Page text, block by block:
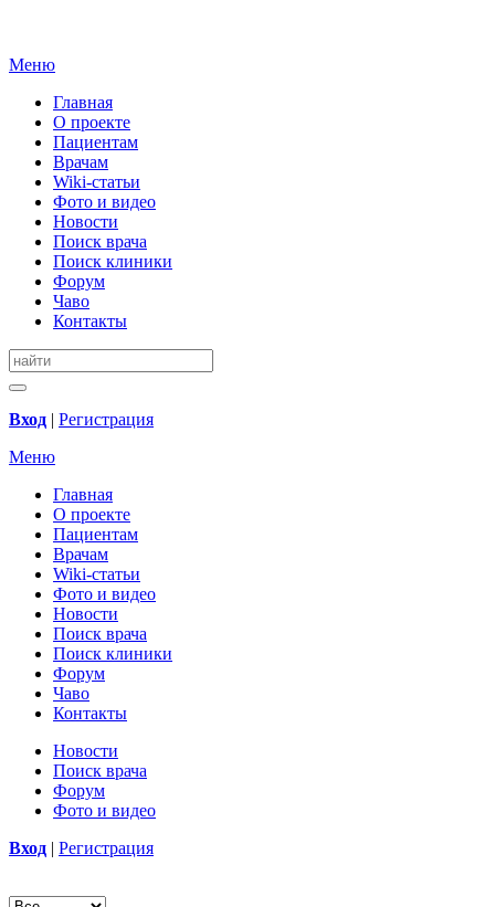
Меню
Главная
О проекте
Пациентам
Врачам
Wiki-статьи
Фото и видео
Новости
Поиск врача
Поиск клиники
Форум
Чаво
Контакты
Вход | Регистрация
Меню
Главная
О проекте
Пациентам
Врачам
Wiki-статьи
Фото и видео
Новости
Поиск врача
Поиск клиники
Форум
Чаво
Контакты
Новости
Поиск врача
Форум
Фото и видео
Вход | Регистрация